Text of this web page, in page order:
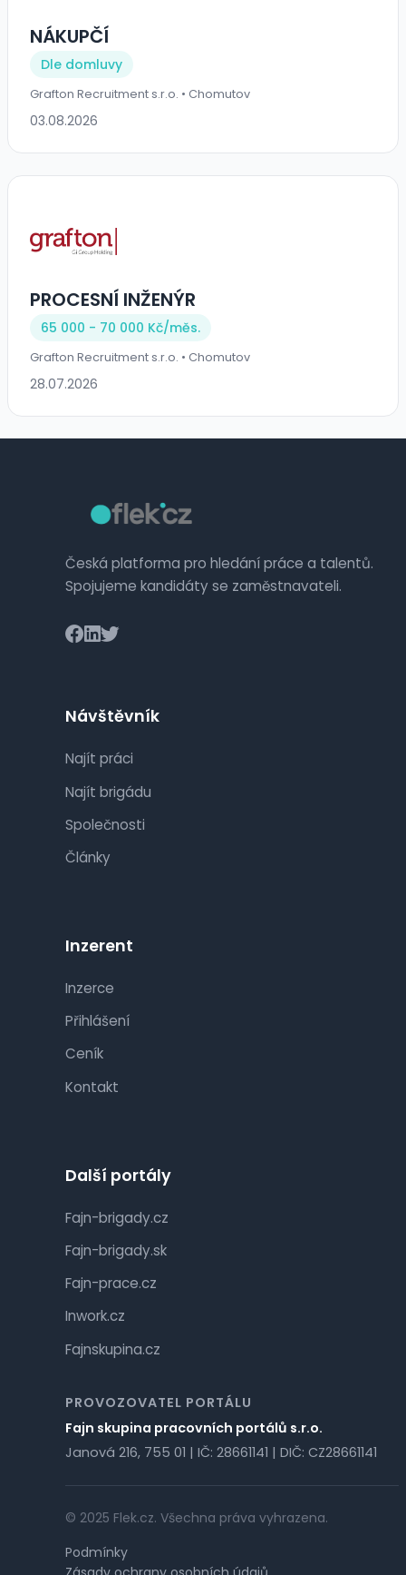
NÁKUPČÍ
Dle domluvy
Grafton Recruitment s.r.o. • Chomutov
03.08.2026
PROCESNÍ INŽENÝR
65 000 - 70 000 Kč/měs.
Grafton Recruitment s.r.o. • Chomutov
28.07.2026
Česká platforma pro hledání práce a talentů.
Spojujeme kandidáty se zaměstnavateli.
Návštěvník
Najít práci
Najít brigádu
Společnosti
Články
Inzerent
Inzerce
Přihlášení
Ceník
Kontakt
Další portály
Fajn-brigady.cz
Fajn-brigady.sk
Fajn-prace.cz
Inwork.cz
Fajnskupina.cz
PROVOZOVATEL PORTÁLU
Fajn skupina pracovních portálů s.r.o.
Janová 216, 755 01 | IČ: 28661141 | DIČ: CZ28661141
© 2025 Flek.cz. Všechna práva vyhrazena.
Podmínky